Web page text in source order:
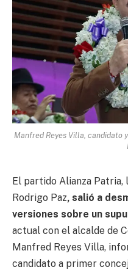
Manfred Reyes Villa, candidato
El partido Alianza
Rodrigo Paz, salió a
versiones sobre un
actual con el alcalde de
Manfred Reyes Villa,
candidato a primer